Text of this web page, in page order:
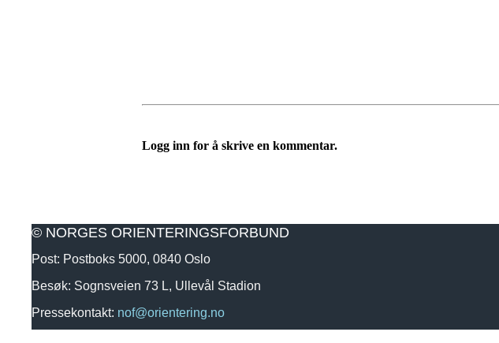
Logg inn for å skrive en kommentar.
© NORGES ORIENTERINGSFORBUND
Post: Postboks 5000, 0840 Oslo
Besøk: Sognsveien 73 L, Ullevål Stadion
Pressekontakt: nof@orientering.no